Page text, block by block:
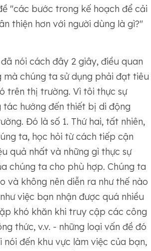
"các bước trong kế hoạch để cải
thiện hơn với người dùng là gì?"
nói cách đây 2 giây, điều quan
chúng ta sử dụng phải đạt tiêu
trên thị trường. Vì tôi thực sự
hướng đến thiết bị di động
Đó là số 1. Thứ hai, tất nhiên,
ta, học hỏi từ cách tiếp cận
quả nhất và những gì thực sự
chúng ta cho phù hợp. Chúng ta
và không nên diễn ra như thế nào
việc bạn nhận được quá nhiều
khó khăn khi truy cập các công
thức, v.v. - những loại vấn đề đó
đến khu vực làm việc của bạn,